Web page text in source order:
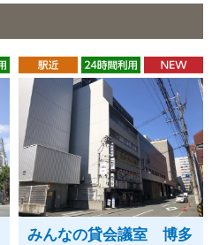
みんなの貸会議室 博多